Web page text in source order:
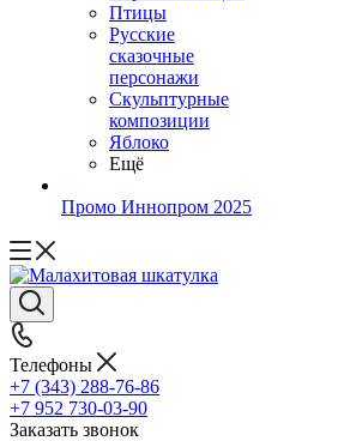
Птицы
Русские
сказочные
персонажи
Скульптурные
композиции
Яблоко
Ещё
Промо Иннопром 2025
Телефоны
+7 (343) 288-76-86
+7 952 730-03-90
Заказать звонок